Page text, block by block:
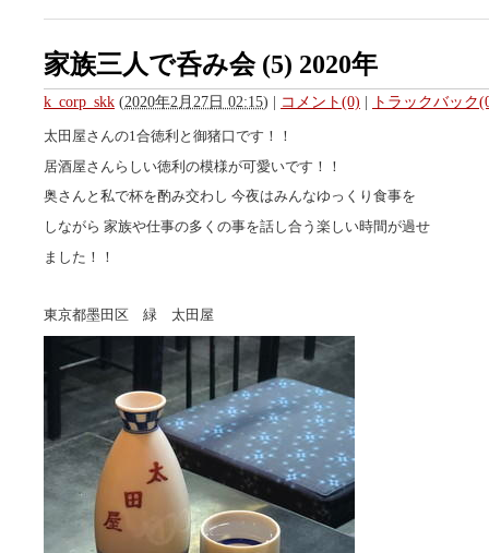
家族三人で呑み会 (5) 2020年
k_corp_skk (2020年2月27日 02:15) | コメント(0) | トラックバック
太田屋さんの1合徳利と御猪口です！！
居酒屋さんらしい徳利の模様が可愛いです！！
奥さんと私で杯を酌み交わし 今夜はみんなゆっくり食事を
しながら 家族や仕事の多くの事を話し合う楽しい時間が過せ
ました！！
東京都墨田区 緑 太田屋